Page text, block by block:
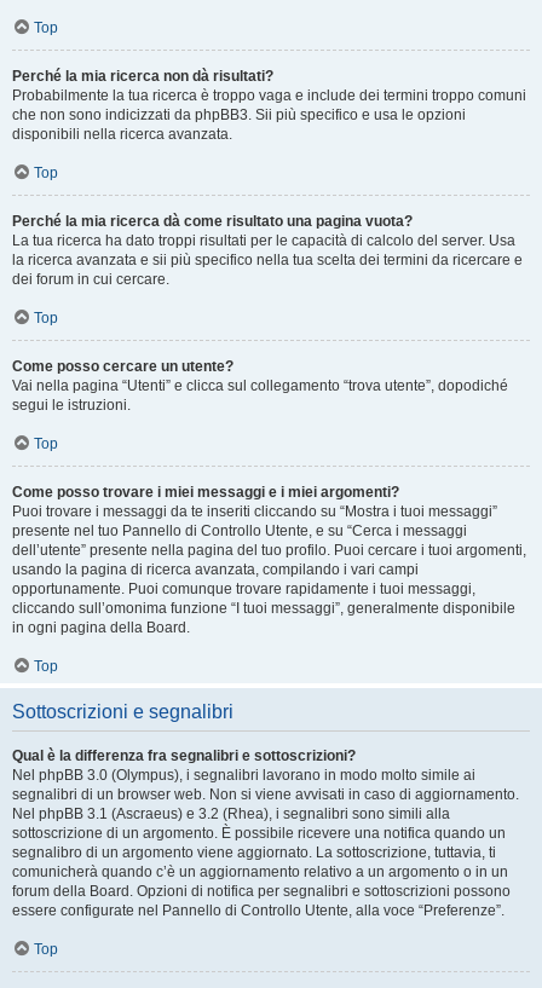
Top
Perché la mia ricerca non dà risultati?
Probabilmente la tua ricerca è troppo vaga e include dei termini troppo comuni
che non sono indicizzati da phpBB3. Sii più specifico e usa le opzioni
disponibili nella ricerca avanzata.
Top
Perché la mia ricerca dà come risultato una pagina vuota?
La tua ricerca ha dato troppi risultati per le capacità di calcolo del server. Usa
la ricerca avanzata e sii più specifico nella tua scelta dei termini da ricercare e
dei forum in cui cercare.
Top
Come posso cercare un utente?
Vai nella pagina “Utenti” e clicca sul collegamento “trova utente”, dopodiché
segui le istruzioni.
Top
Come posso trovare i miei messaggi e i miei argomenti?
Puoi trovare i messaggi da te inseriti cliccando su “Mostra i tuoi messaggi”
presente nel tuo Pannello di Controllo Utente, e su “Cerca i messaggi
dell’utente” presente nella pagina del tuo profilo. Puoi cercare i tuoi argomenti,
usando la pagina di ricerca avanzata, compilando i vari campi
opportunamente. Puoi comunque trovare rapidamente i tuoi messaggi,
cliccando sull’omonima funzione “I tuoi messaggi”, generalmente disponibile
in ogni pagina della Board.
Top
Sottoscrizioni e segnalibri
Qual è la differenza fra segnalibri e sottoscrizioni?
Nel phpBB 3.0 (Olympus), i segnalibri lavorano in modo molto simile ai
segnalibri di un browser web. Non si viene avvisati in caso di aggiornamento.
Nel phpBB 3.1 (Ascraeus) e 3.2 (Rhea), i segnalibri sono simili alla
sottoscrizione di un argomento. È possibile ricevere una notifica quando un
segnalibro di un argomento viene aggiornato. La sottoscrizione, tuttavia, ti
comunicherà quando c’è un aggiornamento relativo a un argomento o in un
forum della Board. Opzioni di notifica per segnalibri e sottoscrizioni possono
essere configurate nel Pannello di Controllo Utente, alla voce “Preferenze”.
Top